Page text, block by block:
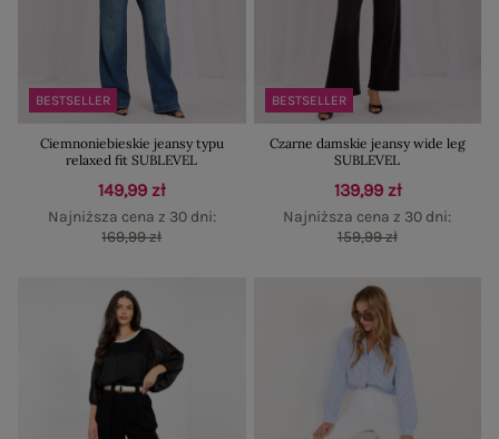
BESTSELLER
Ciemnoniebieskie jeansy typu
relaxed fit SUBLEVEL
149,99 zł
Najniższa cena z 30 dni:
169,99 zł
BESTSELLER
Czarne damskie jeansy wide leg
SUBLEVEL
139,99 zł
Najniższa cena z 30 dni:
159,99 zł